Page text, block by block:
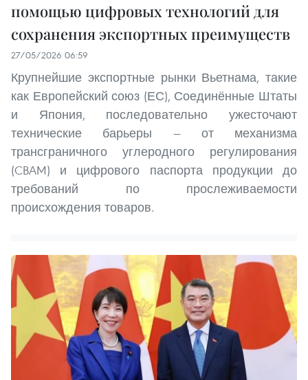
помощью цифровых технологий для
сохранения экспортных преимуществ
27/05/2026 06:59
Крупнейшие экспортные рынки Вьетнама, такие
как Европейский союз (ЕС), Соединённые Штаты
и Япония, последовательно ужесточают
технические барьеры — от механизма
трансграничного углеродного регулирования
(CBAM) и цифрового паспорта продукции до
требований по прослеживаемости
происхождения товаров.